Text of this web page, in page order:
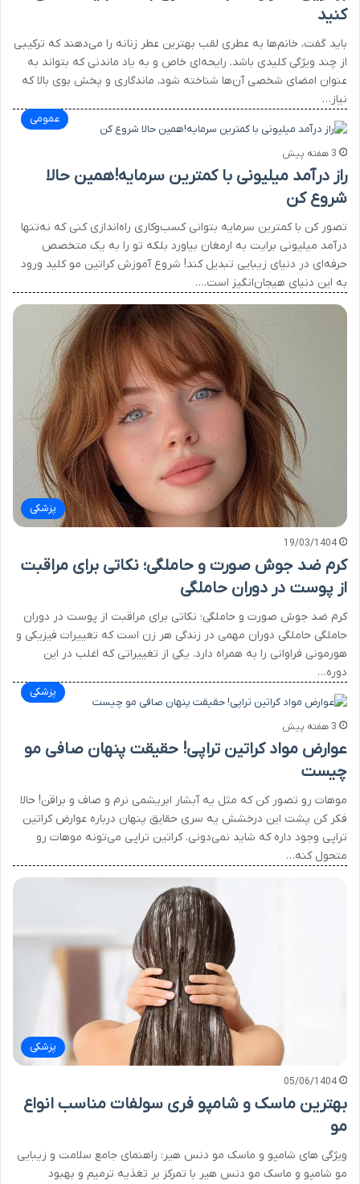
کنید
باید گفت، خانم‌ها به عطری لقب بهترین عطر زنانه را می‌دهند که ترکیبی
از چند ویژگی کلیدی باشد. رایحه‌ای خاص و به‌ یاد ماندنی که بتواند به
عنوان امضای شخصی آن‌ها شناخته شود، ماندگاری و پخش بوی بالا که
نیاز…
عمومی
3 هفته پیش
راز درآمد میلیونی با کمترین سرمایه!همین حالا
شروع کن
تصور کن با کمترین سرمایه بتوانی کسب‌وکاری راه‌اندازی کنی که نه‌تنها
درآمد میلیونی برایت به ارمغان بیاورد بلکه تو را به یک متخصص
حرفه‌ای در دنیای زیبایی تبدیل کند! شروع آموزش کراتین مو کلید ورود
به این دنیای هیجان‌انگیز است.…
پزشکی
19/03/1404
کرم ضد جوش صورت و حاملگی؛ نکاتی برای مراقبت
از پوست در دوران حاملگی
کرم ضد جوش صورت و حاملگی؛ نکاتی برای مراقبت از پوست در دوران
حاملگی حاملگی دوران مهمی در زندگی هر زن است که تغییرات فیزیکی و
هورمونی فراوانی را به همراه دارد. یکی از تغییراتی که اغلب در این
دوره…
پزشکی
3 هفته پیش
عوارض مواد کراتین تراپی! حقیقت پنهان صافی مو
چیست
موهات رو تصور کن که مثل یه آبشار ابریشمی نرم و صاف و براقن! حالا
فکر کن پشت این درخشش یه سری حقایق پنهان درباره عوارض کراتین
تراپی وجود داره که شاید نمی‌دونی. کراتین تراپی می‌تونه موهات رو
متحول کنه…
پزشکی
05/06/1404
بهترین ماسک و شامپو فری سولفات مناسب انواع
مو
ویژگی های شامپو و ماسک مو دنس هیر: راهنمای جامع سلامت و زیبایی
مو شامپو و ماسک مو دنس هیر با تمرکز بر تغذیه ترمیم و بهبود